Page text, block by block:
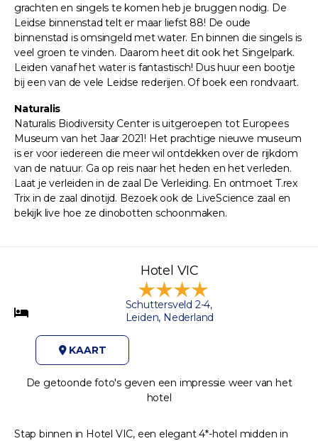
grachten en singels te komen heb je bruggen nodig. De
Leidse binnenstad telt er maar liefst 88! De oude
binnenstad is omsingeld met water. En binnen die singels is
veel groen te vinden. Daarom heet dit ook het Singelpark.
Leiden vanaf het water is fantastisch! Dus huur een bootje
bij een van de vele Leidse rederijen. Of boek een rondvaart.
Naturalis
Naturalis Biodiversity Center is uitgeroepen tot Europees
Museum van het Jaar 2021! Het prachtige nieuwe museum
is er voor iedereen die meer wil ontdekken over de rijkdom
van de natuur. Ga op reis naar het heden en het verleden.
Laat je verleiden in de zaal De Verleiding. En ontmoet T.rex
Trix in de zaal dinotijd. Bezoek ook de LiveScience zaal en
bekijk live hoe ze dinobotten schoonmaken.
Hotel VIC
Schuttersveld 2-4,
Leiden, Nederland
KAART
De getoonde foto's geven een impressie weer van het
hotel
Stap binnen in Hotel VIC, een elegant 4*-hotel midden in